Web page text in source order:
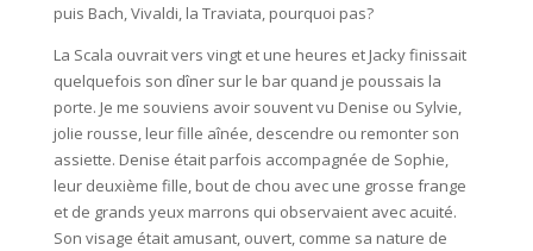
puis Bach, Vivaldi, la Traviata, pourquoi pas?
La Scala ouvrait vers vingt et une heures et Jacky finissait
quelquefois son dîner sur le bar quand je poussais la
porte. Je me souviens avoir souvent vu Denise ou Sylvie,
jolie rousse, leur fille aînée, descendre ou remonter son
assiette. Denise était parfois accompagnée de Sophie,
leur deuxième fille, bout de chou avec une grosse frange
et de grands yeux marrons qui observaient avec acuité.
Son visage était amusant, ouvert, comme sa nature de